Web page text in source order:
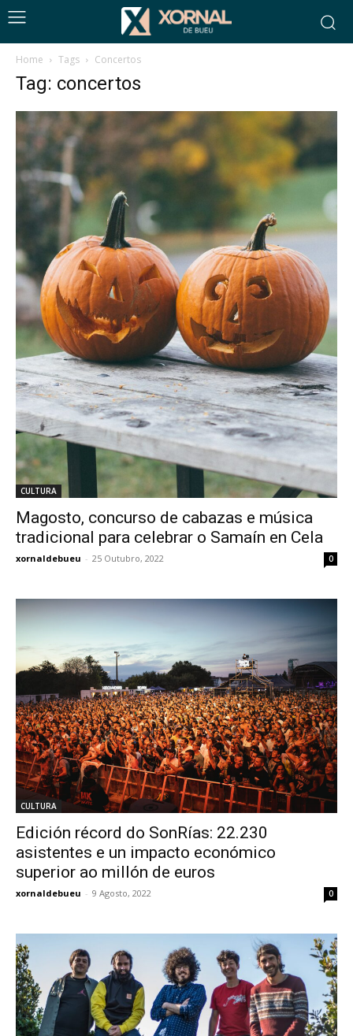
Home Tags Concertos
Tag: concertos
CULTURA
Magosto, concurso de cabazas e música
tradicional para celebrar o Samaín en Cela
xornaldebueu - 25 Outubro, 2022 0
CULTURA
Edición récord do SonRías: 22.230
asistentes e un impacto económico
superior ao millón de euros
xornaldebueu - 9 Agosto, 2022 0